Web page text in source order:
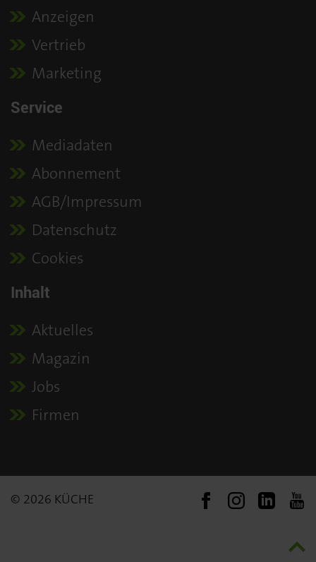
Anzeigen
Vertrieb
Marketing
Service
Mediadaten
Abonnement
AGB/Impressum
Datenschutz
Cookies
Inhalt
Aktuelles
Magazin
Jobs
Firmen
© 2026 KÜCHE